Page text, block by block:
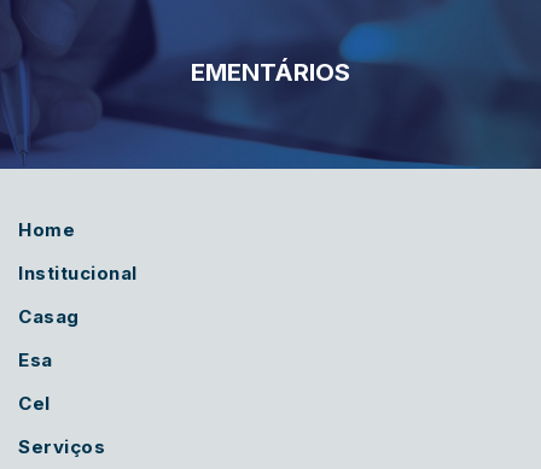
EMENTÁRIOS
Home
Institucional
Casag
Esa
Cel
Serviços